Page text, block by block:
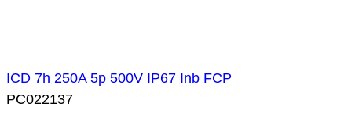
ICD 7h 250A 5p 500V IP67 Inb FCP
PC022137